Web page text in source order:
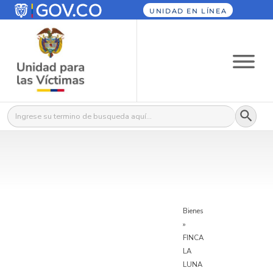
UNIDAD EN LÍNEA
Buscar: Botón
Bienes
»
FINCA
LA
LUNA